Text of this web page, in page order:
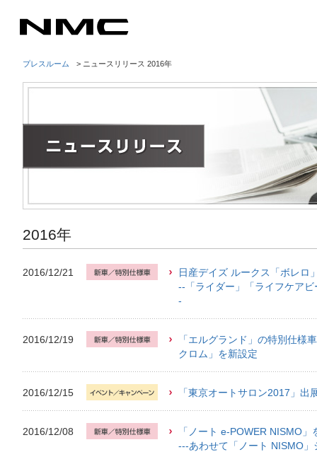
プレスルーム > ニュースリリース 2016年
2016年
2016/12/21
日産デイズ ルークス「ボレロ
--「ライダー」「ライフケア
-
2016/12/19
「エルグランド」の特別仕様
クロム」を新設定
2016/12/15 「東京オートサロン2017」出
2016/12/08
「ノート e-POWER NISMO」
---あわせて「ノート NISMO